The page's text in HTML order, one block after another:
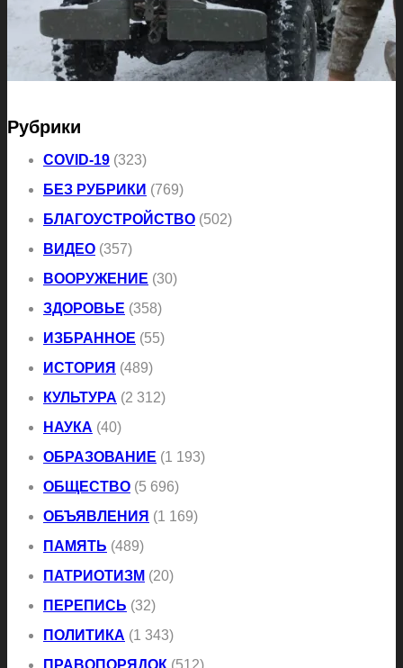
Рубрики
COVID-19 (323)
БЕЗ РУБРИКИ (769)
БЛАГОУСТРОЙСТВО (502)
ВИДЕО (357)
ВООРУЖЕНИЕ (30)
ЗДОРОВЬЕ (358)
ИЗБРАННОЕ (55)
ИСТОРИЯ (489)
КУЛЬТУРА (2 312)
НАУКА (40)
ОБРАЗОВАНИЕ (1 193)
ОБЩЕСТВО (5 696)
ОБЪЯВЛЕНИЯ (1 169)
ПАМЯТЬ (489)
ПАТРИОТИЗМ (20)
ПЕРЕПИСЬ (32)
ПОЛИТИКА (1 343)